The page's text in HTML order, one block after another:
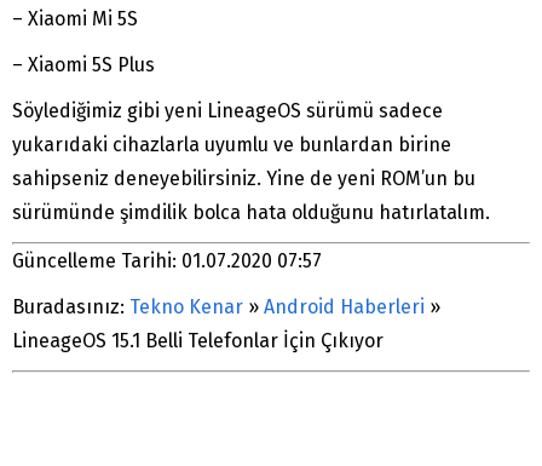
– Xiaomi Mi 5S
– Xiaomi 5S Plus
Söylediğimiz gibi yeni LineageOS sürümü sadece
yukarıdaki cihazlarla uyumlu ve bunlardan birine
sahipseniz deneyebilirsiniz. Yine de yeni ROM’un bu
sürümünde şimdilik bolca hata olduğunu hatırlatalım.
Güncelleme Tarihi: 01.07.2020 07:57
Buradasınız: Tekno Kenar » Android Haberleri »
LineageOS 15.1 Belli Telefonlar İçin Çıkıyor